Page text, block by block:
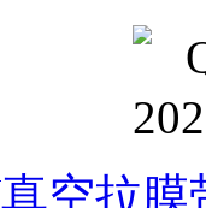
真空拉膜